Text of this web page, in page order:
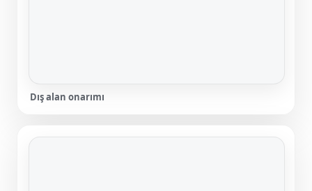
Dış alan onarımı